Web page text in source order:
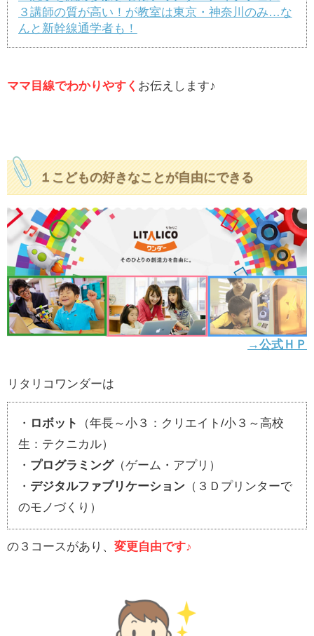
３講師の質が高い！が教室は東京・神奈川のみ…な
んと新幹線通学者も！
ママ目線でわかりやすく お伝えします♪
１こどもの好きなことが自由にできる
→公式ＨＰ
リタリコワンダーは
・ ロボット
（年長～小３：クリエイト/小３～高校
生：テクニカル）
・ プログラミング（ゲーム・アプリ）
・ デジタルファブリケーション（３Ｄプリンターで
のモノづくり）
の３コースがあり、 変更自由です♪